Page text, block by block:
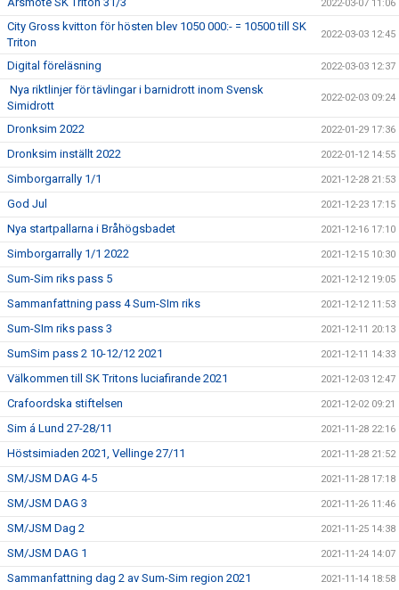
2022-03-07 11:06
City Gross kvitton för hösten blev 1050 000:- = 10500 till SK
Triton
2022-03-03 12:45
Digital föreläsning 2022-03-03 12:37
Nya riktlinjer för tävlingar i barnidrott inom Svensk
Simidrott
2022-02-03 09:24
Dronksim 2022 2022-01-29 17:36
Dronksim inställt 2022 2022-01-12 14:55
Simborgarrally 1/1 2021-12-28 21:53
God Jul 2021-12-23 17:15
Nya startpallarna i Bråhögsbadet 2021-12-16 17:10
Simborgarrally 1/1 2022 2021-12-15 10:30
Sum-Sim riks pass 5 2021-12-12 19:05
Sammanfattning pass 4 Sum-SIm riks 2021-12-12 11:53
Sum-SIm riks pass 3 2021-12-11 20:13
SumSim pass 2 10-12/12 2021 2021-12-11 14:33
Välkommen till SK Tritons luciafirande 2021 2021-12-03 12:47
Crafoordska stiftelsen 2021-12-02 09:21
Sim á Lund 27-28/11 2021-11-28 22:16
Höstsimiaden 2021, Vellinge 27/11 2021-11-28 21:52
SM/JSM DAG 4-5 2021-11-28 17:18
SM/JSM DAG 3 2021-11-26 11:46
SM/JSM Dag 2 2021-11-25 14:38
SM/JSM DAG 1 2021-11-24 14:07
Sammanfattning dag 2 av Sum-Sim region 2021 2021-11-14 18:58